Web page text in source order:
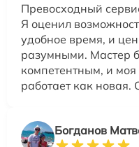
Превосходный
Я оценил
удобное время, и
разумными. Мастер
компетентным, и
работает как
Богданов